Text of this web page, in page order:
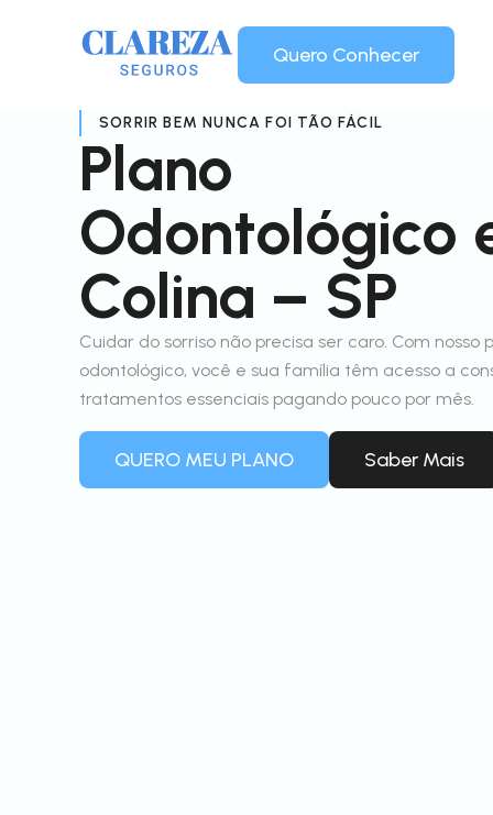
Quero Conhecer
SORRIR BEM NUNCA FOI TÃO FÁCIL
Plano
Odontológico
Colina – SP
Cuidar do sorriso não precisa ser caro. Com nosso
odontológico, você e sua família têm acesso a
tratamentos essenciais pagando pouco por mês.
QUERO MEU PLANO Saber Mais